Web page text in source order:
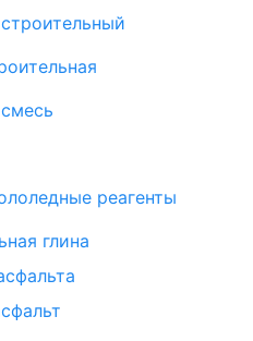
реагенты
глина